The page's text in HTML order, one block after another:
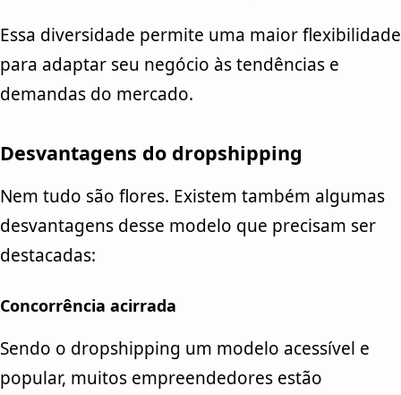
Essa diversidade permite uma maior flexibilidade
para adaptar seu negócio às tendências e
demandas do mercado.
Desvantagens do dropshipping
Nem tudo são flores. Existem também algumas
desvantagens desse modelo que precisam ser
destacadas:
Concorrência acirrada
Sendo o dropshipping um modelo acessível e
popular, muitos empreendedores estão